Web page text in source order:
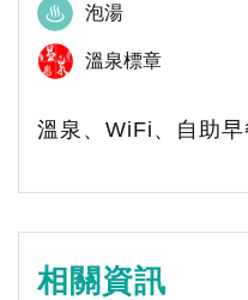
泡湯
溫泉標章
溫泉、WiFi、自助
相關資訊